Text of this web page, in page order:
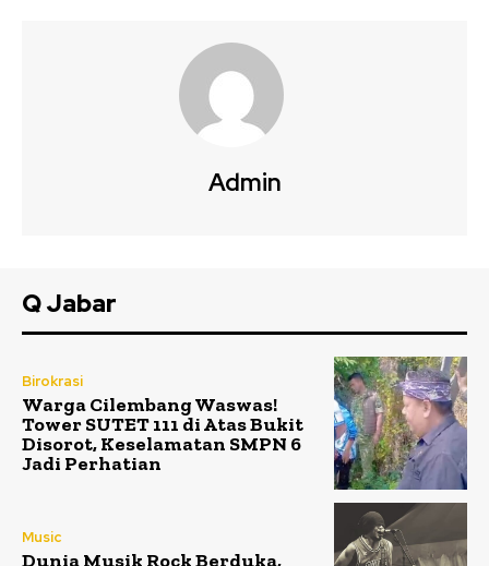
Admin
Q Jabar
Birokrasi
Warga Cilembang Waswas!
Tower SUTET 111 di Atas Bukit
Disorot, Keselamatan SMPN 6
Jadi Perhatian
Music
Dunia Musik Rock Berduka,